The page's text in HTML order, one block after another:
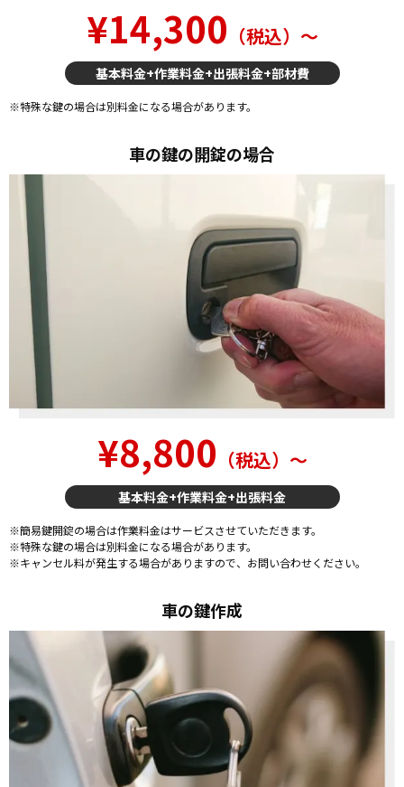
¥14,300 （税込）〜
基本料金+作業料金+出張料金+部材費
※特殊な鍵の場合は別料金になる場合があります。
車の鍵の開錠の場合
¥8,800 （税込）〜
基本料金+作業料金+出張料金
※簡易鍵開錠の場合は作業料金はサービスさせていただきます。
※特殊な鍵の場合は別料金になる場合があります。
※キャンセル料が発生する場合がありますので、お問い合わせください。
車の鍵作成